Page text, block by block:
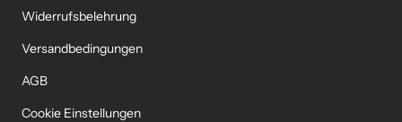
Widerrufsbelehrung
Versandbedingungen
AGB
Cookie Einstellungen